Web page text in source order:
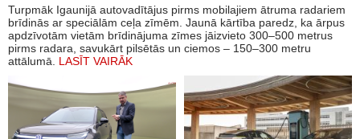
Turpmāk Igaunijā autovadītājus pirms mobilajiem ātruma radariem
brīdinās ar speciālām ceļa zīmēm. Jaunā kārtība paredz, ka ārpus
apdzīvotām vietām brīdinājuma zīmes jāizvieto 300–500 metrus
pirms radara, savukārt pilsētās un ciemos – 150–300 metru
attālumā. LASĪT VAIRĀK